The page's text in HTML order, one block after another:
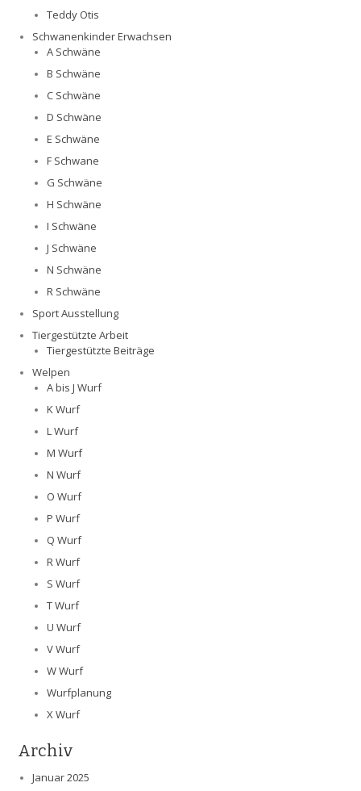
Teddy Otis
Schwanenkinder Erwachsen
A Schwäne
B Schwäne
C Schwäne
D Schwäne
E Schwäne
F Schwane
G Schwäne
H Schwäne
I Schwäne
J Schwäne
N Schwäne
R Schwäne
Sport Ausstellung
Tiergestützte Arbeit
Tiergestützte Beiträge
Welpen
A bis J Wurf
K Wurf
L Wurf
M Wurf
N Wurf
O Wurf
P Wurf
Q Wurf
R Wurf
S Wurf
T Wurf
U Wurf
V Wurf
W Wurf
Wurfplanung
X Wurf
Archiv
Januar 2025